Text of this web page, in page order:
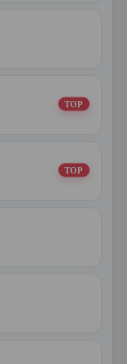
TOP
TOP